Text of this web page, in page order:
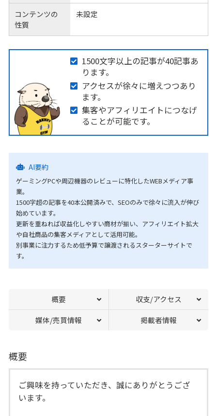
コンテンツの
性質
未設定
1500文字以上の記事が40記事あ
ります。
アクセスが徐々に増えつつあり
ます。
集客やアフィリエイトにつなげ
ることが可能です。
AI要約
ゲーミングPCや周辺機器のレビューに特化したWEBメディア事
業。
1500字超の記事を40本公開済みで、SEOのみで徐々に流入が伸び
始めています。
更新を重ねれば収益化しやすい商材が揃い、アフィリエイト拡大
や自社商品の集客メディアとして活用可能。
別事業に注力するため低予算で譲渡されるスターターサイトで
す。
概要 収支/アクセス
媒体/売買情報 掲載者情報
概要
ご興味を持っていただき、誠にありがとうござ
います。